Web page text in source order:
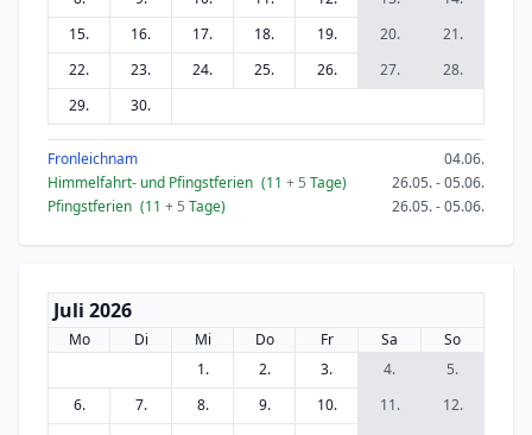
15.
16. 17. 18. 19. 20.
21.
22.
23. 24. 25. 26. 27.
28.
29.
30.
Fronleichnam
04.06.
Himmelfahrt- und Pfingstferien (11 + 5 Tage)
26.05. - 05.06.
Pfingstferien (11 + 5 Tage) 26.05. - 05.06.
Juli 2026
Mo Di Mi Do Fr Sa
So
1.
2. 3. 4.
5.
6.
7. 8. 9. 10. 11.
12.